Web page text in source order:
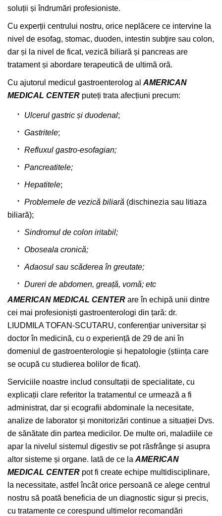
soluții și îndrumări profesioniste.
Cu experții centrului nostru, orice neplăcere ce intervine la
nivel de esofag, stomac, duoden, intestin subţire sau colon,
dar și la nivel de ficat, vezică biliară și pancreas are
tratament și abordare terapeutică de ultimă oră.
Cu ajutorul medicul gastroenterolog al AMERICAN
MEDICAL CENTER puteți trata afecțiuni precum:
Ulcerul gastric și duodenal;
Gastritele;
Refluxul gastro-esofagian;
Pancreatitele;
Hepatitele;
Problemele de vezică biliară (dischinezia sau litiaza
biliară);
Sindromul de colon iritabil;
Oboseala cronică;
Adaosul sau scăderea în greutate;
Dureri de abdomen, greață, vomă; etc
AMERICAN MEDICAL CENTER are în echipă unii dintre
cei mai profesioniști gastroenterologi din țară: dr.
LIUDMILA TOFAN-SCUTARU, conferențiar universitar și
doctor în medicină, cu o experiență de 29 de ani în
domeniul de gastroenterologie și hepatologie (știința care
se ocupă cu studierea bolilor de ficat).
Serviciile noastre includ consultații de specialitate, cu
explicații clare referitor la tratamentul ce urmează a fi
administrat, dar și ecografii abdominale la necesitate,
analize de laborator și monitorizări continue a situației Dvs.
de sănătate din partea medicilor. De multe ori, maladiile ce
apar la nivelul sistemul digestiv se pot răsfrânge și asupra
altor sisteme și organe. Iată de ce la AMERICAN
MEDICAL CENTER pot fi create echipe multidisciplinare,
la necessitate, astfel încât orice persoană ce alege centrul
nostru să poată beneficia de un diagnostic sigur și precis,
cu tratamente ce corespund ultimelor recomandări